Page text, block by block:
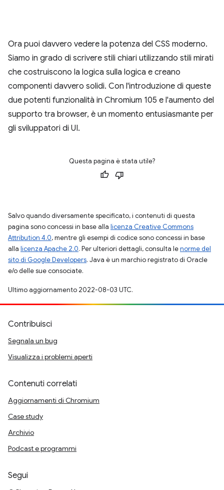
Ora puoi davvero vedere la potenza del CSS moderno.
Siamo in grado di scrivere stili chiari utilizzando stili mirati
che costruiscono la logica sulla logica e creano
componenti davvero solidi. Con l'introduzione di queste
due potenti funzionalità in Chromium 105 e l'aumento del
supporto tra browser, è un momento entusiasmante per
gli sviluppatori di UI.
Questa pagina è stata utile?
Salvo quando diversamente specificato, i contenuti di questa
pagina sono concessi in base alla licenza Creative Commons
Attribution 4.0, mentre gli esempi di codice sono concessi in base
alla licenza Apache 2.0. Per ulteriori dettagli, consulta lenorme del
sito di Google Developers. Java è un marchio registrato di Oracle
e/o delle sue consociate.
Ultimo aggiornamento 2022-08-03 UTC.
Contribuisci
Segnala un bug
Visualizza i problemi aperti
Contenuti correlati
Aggiornamenti di Chromium
Case study
Archivio
Podcast e programmi
Segui